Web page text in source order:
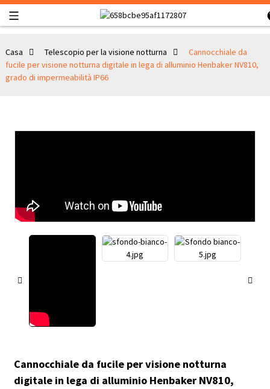
Casa Telescopio per la visione notturna
Cannocchiale da
fucile per visione notturna digitale in lega di alluminio Henbaker NV810,
grado di impermeabilità IP66
Cannocchiale da fucile per visione notturna
digitale in lega di alluminio Henbaker NV810,